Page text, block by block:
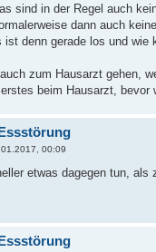
sind in der Regel auch
dann auch
denn gerade los und
zum Hausarzt gehen,
beim Hausarzt, bevor
00:09
etwas dagegen tun,